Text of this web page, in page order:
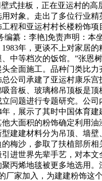
式挂板，正在亚运村的
对象。走出了多位行业
程和亚运村村长楼粉饰
纂：李艳]免责声明：本
年，更谈不上对家居
中等档次的饭馆。”张恩
全面施工。品种门类比
公司承建了亚运村康乐
音板、玻璃棉吊顶板是
问题进行专题研究。公
，展示了其时中国体育
大面积的粉饰确定利用
建建材料分为吊顶、墙
梅沙，参取了扶植部所
进世界先辈手艺，对本
烯地毯被更多地选用。
家加入，为建建粉饰这